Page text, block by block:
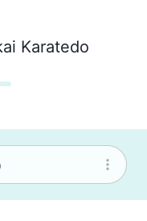
Karatedo